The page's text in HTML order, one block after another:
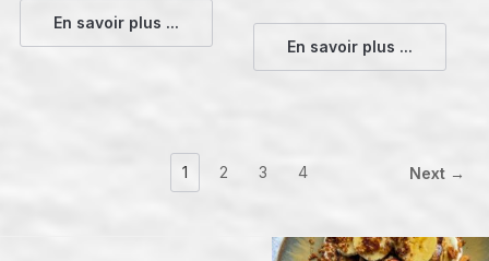
En savoir plus ...
En savoir plus ...
1 2 3 4 Next →